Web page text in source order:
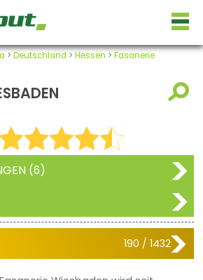
> Deutschland > Hessen > Fasanerie
(6)
190 / 1432